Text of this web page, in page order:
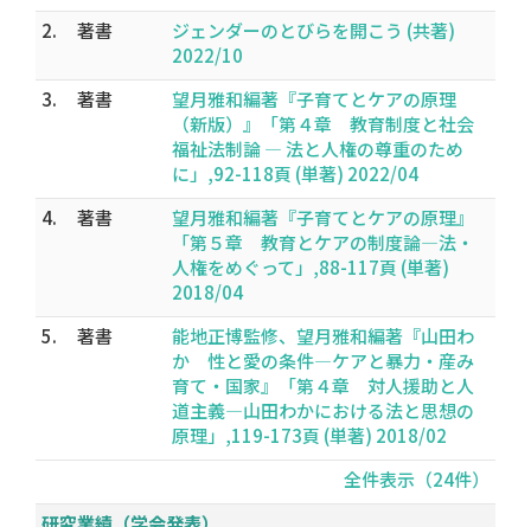
2.
著書
ジェンダーのとびらを開こう (共著)
2022/10
3.
著書
望月雅和編著『子育てとケアの原理
（新版）』「第４章 教育制度と社会
福祉法制論 ― 法と人権の尊重のため
に」,92-118頁 (単著) 2022/04
4.
著書
望月雅和編著『子育てとケアの原理』
「第５章 教育とケアの制度論―法・
人権をめぐって」,88-117頁 (単著)
2018/04
5.
著書
能地正博監修、望月雅和編著『山田わ
か 性と愛の条件―ケアと暴力・産み
育て・国家』「第４章 対人援助と人
道主義―山田わかにおける法と思想の
原理」,119-173頁 (単著) 2018/02
全件表示（24件）